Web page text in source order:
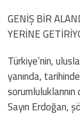
GENİŞ BİR
YERİNE
Türkiye’nin,
yanında,
Sayın Erdoğan,